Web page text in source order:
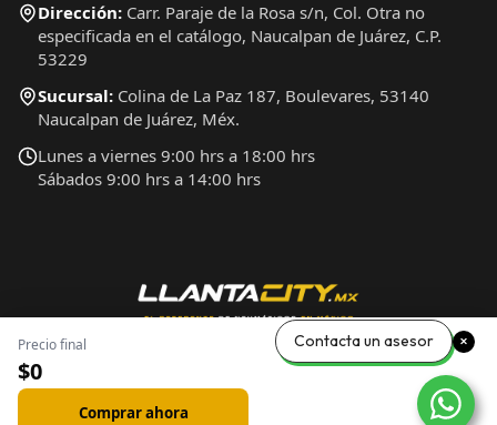
Precio final
$0
Comprar ahora
Dirección: Carr. Paraje de la Rosa s/n, Col. Otra no
especificada en el catálogo, Naucalpan de Juárez, C.P.
53229
Sucursal: Colina de La Paz 187, Boulevares, 53140
Naucalpan de Juárez, Méx.
Lunes a viernes 9:00 hrs a 18:00 hrs
Sábados 9:00 hrs a 14:00 hrs
Contacta un asesor